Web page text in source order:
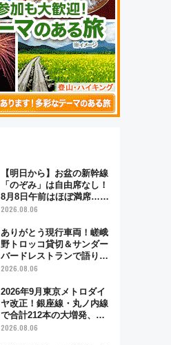
【明日から】お盆の新幹線
「のぞみ」は自由席なし！
8月8日午前はほぼ満席…で
も数時間ズラせば空きが見
「空席」探しのコツ
2026.08.06
ありがとう現行車両！嵯峨
野トロッコ貸切＆サンダー
バードレストランで語り合
う秋の京都 斉藤雪乃＆福
日「京都の鉄道満喫ツア
ー」開催
2026.08.06
2026年9月東京メトロダイ
ヤ改正！銀座線・丸ノ内線
で合計212本の大増発、混
雑緩和に期待
2026.08.06